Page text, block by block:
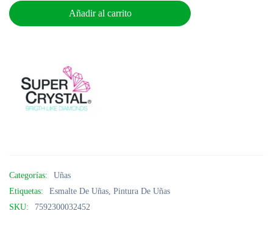
Añadir al carrito
Categorías:
Uñas
Etiquetas:
Esmalte De Uñas Pintura De Uñas
SKU:
7592300032452